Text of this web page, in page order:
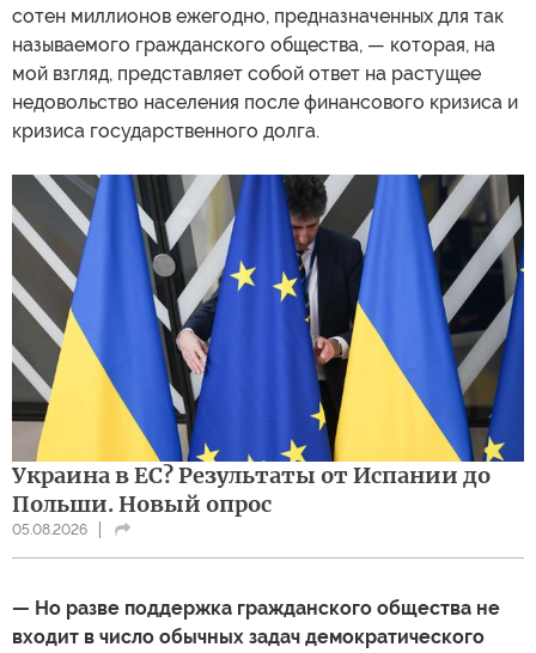
сотен миллионов ежегодно, предназначенных для так
называемого гражданского общества, — которая, на
мой взгляд, представляет собой ответ на растущее
недовольство населения после финансового кризиса и
кризиса государственного долга.
Украина в ЕС? Результаты от Испании до
Польши. Новый опрос
05.08.2026
— Но разве поддержка гражданского общества не
входит в число обычных задач демократического